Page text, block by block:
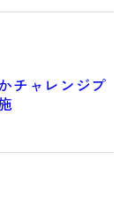
チャレンジプ